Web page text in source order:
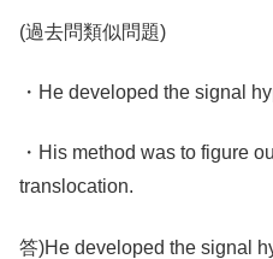
(過去問類似問題)
・He developed the signal
・His method was to figure
translocation.
答)He developed the signal